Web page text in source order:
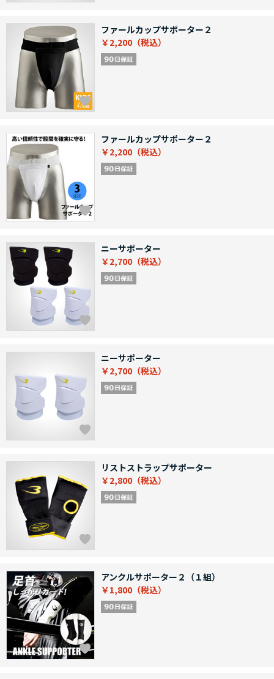
ファールカップサポーター２
￥2,200
ファールカップサポーター２
￥2,200
ニーサポーター
￥2,700
ニーサポーター
￥2,700
リストストラップサポーター
￥2,800
アンクルサポーター２（１組）
￥1,800